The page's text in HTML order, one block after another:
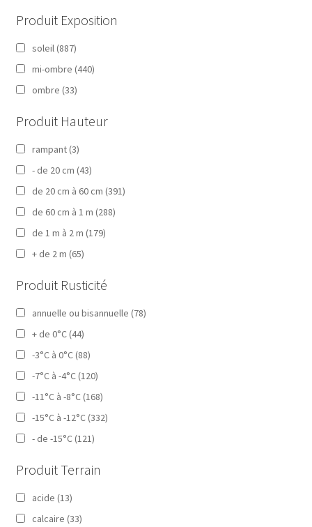
Produit Exposition
soleil (887)
mi-ombre (440)
ombre (33)
Produit Hauteur
rampant (3)
- de 20 cm (43)
de 20 cm à 60 cm (391)
de 60 cm à 1 m (288)
de 1 m à 2 m (179)
+ de 2 m (65)
Produit Rusticité
annuelle ou bisannuelle (78)
+ de 0°C (44)
-3°C à 0°C (88)
-7°C à -4°C (120)
-11°C à -8°C (168)
-15°C à -12°C (332)
- de -15°C (121)
Produit Terrain
acide (13)
calcaire (33)